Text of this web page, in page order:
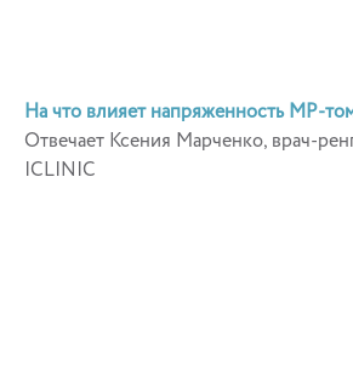
На что влияет напряженность МР-
Отвечает Ксения Марченко, врач-
ICLINIC